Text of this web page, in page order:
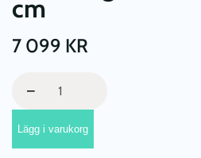
cm
7 099 KR
Bonnie
100x200
cm
mängd
−
Lägg i varukorg